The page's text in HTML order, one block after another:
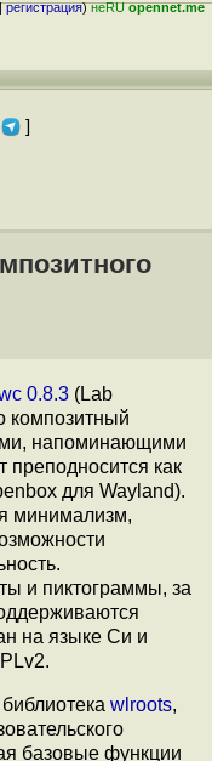
регистрация)неRUopennet.me
]
0.8.3 (Lab
композитный
напоминающими
преподносится как
для Wayland).
минимализм,
и пиктограммы, за
на языке Си и
wlroots,
базовые функции